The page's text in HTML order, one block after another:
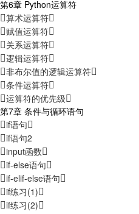
第6章 Python运算符
算术运算符
赋值运算符
关系运算符
逻辑运算符
非布尔值的逻辑运算符
条件运算符
运算符的优先级
第7章 条件与循环语句
if语句
if语句2
input函数
if-else语句
if-elif-else语句
if练习(1)
if练习(2)